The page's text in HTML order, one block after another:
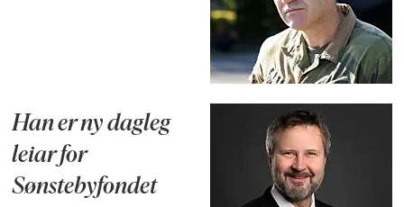
Han er ny dagleg
leiar for
Sønstebyfondet